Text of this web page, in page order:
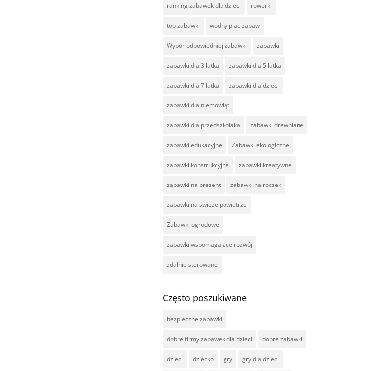
ranking zabawek dla dzieci rowerki
top zabawki wodny plac zabaw
Wybór odpowiedniej zabawki zabawki
zabawki dla 3 latka zabawki dla 5 latka
zabawki dla 7 latka zabawki dla dzieci
zabawki dla niemowląt
zabawki dla przedszkolaka zabawki drewniane
zabawki edukacyjne Zabawki ekologiczne
zabawki konstrukcyjne zabawki kreatywne
zabawki na prezent zabawki na roczek
zabawki na świeże powietrze
Zabawki ogrodowe
zabawki wspomagające rozwój
zdalnie sterowane
Często poszukiwane
bezpieczne zabawki
dobre firmy zabawek dla dzieci dobre zabawki
dzieci dziecko gry gry dla dzieci